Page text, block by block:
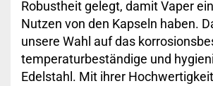
Robustheit gelegt, damit Vaper
Nutzen von den Kapseln haben.
unsere Wahl auf das
temperaturbeständige und
Edelstahl. Mit ihrer